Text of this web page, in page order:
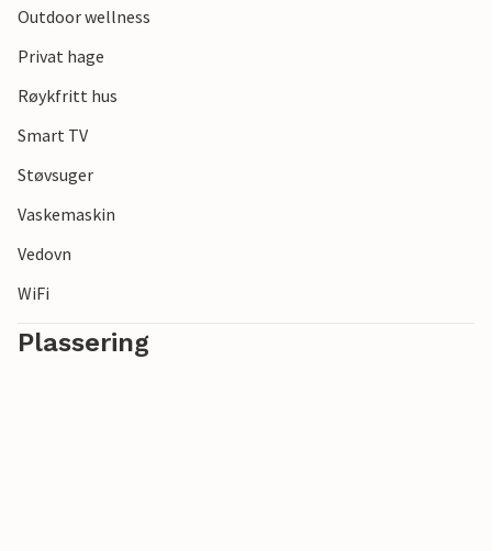
Outdoor wellness
Privat hage
Røykfritt hus
Smart TV
Støvsuger
Vaskemaskin
Vedovn
WiFi
Plassering